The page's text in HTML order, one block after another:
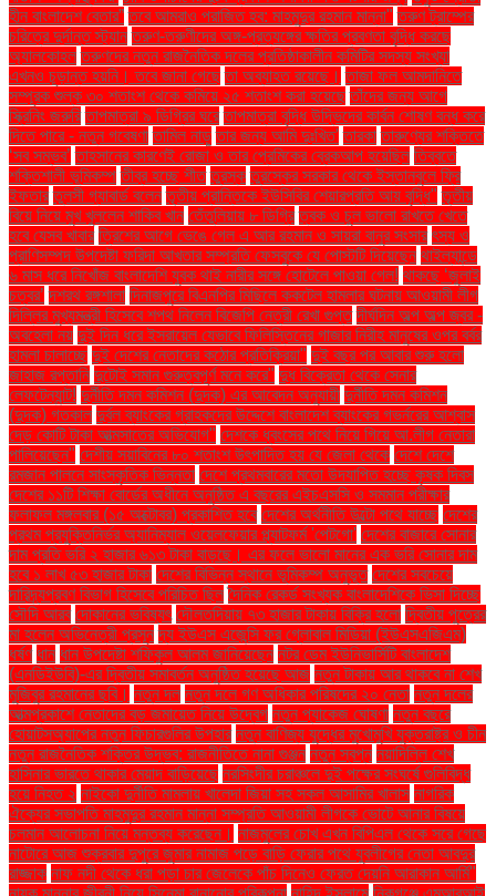
হীন বাংলাদেশ বেতার” তবে আমরাও পরাজিত হব: মাহমুদুর রহমান মান্না" তরুণ ট্রাম্পের
চরিত্রে দুর্দান্ত স্ট্যান তরুণ-তরুণীদের অঙ্গ-প্রত্যঙ্গের ক্ষতির প্রবণতা বৃদ্ধি করছে
অ্যালকোহল তরুণদের নতুন রাজনৈতিক দলের প্রতিষ্ঠাকালীন কমিটির সদস্য সংখ্যা
এখনও চূড়ান্ত হয়নি। তবে জানা গেছে তা অব্যাহত রয়েছে। তাজা ফল আমদানিতে
সম্পূরক শুল্ক ৩০ শতাংশ থেকে কমিয়ে ২৫ শতাংশ করা হয়েছে তাঁদের জন্য আগে
স্ক্রিনিং জরুরি তাপমাত্রা ৯ ডিগ্রির ঘরে তাপমাত্রা বৃদ্ধি উদ্ভিদের কার্বন শোষণ বন্ধ করে
দিতে পারে - নতুন গবেষণা তামিল নাড়ু তার জন্য আমি দুঃখিত' তারকা তারুণ্যের শক্তিতে
‘সব সম্ভব’ তাহসানের কারণেই রোজা ও তার প্রেমিকের ব্রেকআপ হয়েছিল তিব্বতে
শক্তিশালী ভূমিকম্প তীব্র হচ্ছে শীত তুরস্ক তুরস্কের সরকার থেকে ইস্তানবুলে ফ্রি
ইফতার তুলসী গ্যাবার্ড বলেন তৃতীয় প্রান্তিকে ইউসিবির শেয়ারপ্রতি আয় বৃদ্ধি" তৃতীয়
বিয়ে নিয়ে মুখ খুললেন শাকিব খান তেঁতুলিয়ায় ৮ ডিগ্রি ত্বক ও চুল ভালো রাখতে খেতে
হবে যেসব খাবার ত্রিশের আগে ভেঙে গেল এ আর রহমান ও সায়রা বানুর সংসার ৎস্য ও
প্রাণিসম্পদ উপদেষ্টা ফরিদা আখতার সম্প্রতি ফেসবুকে যে পোস্টটি দিয়েছেন থাইল্যান্ডে
৬ মাস ধরে নিখোঁজ বাংলাদেশি যুবক থাই নারীর সঙ্গে হোটেলে পাওয়া গেল! থাকছে ‘জুলাই
চত্বর’ দশরথ রঙ্গশালা দিনাজপুরে বিএনপির মিছিলে ককটেল হামলার ঘটনায় আওয়ামী লীগ
দিল্লির মুখ্যমন্ত্রী হিসেবে শপথ নিলেন বিজেপি নেত্রী রেখা গুপ্ত দীর্ঘদিন অল্প অল্প জ্বর -
অবহেলা নয় দুই দিন ধরে ইসরায়েল যেভাবে ফিলিস্তিনের গাজার নিরীহ মানুষের ওপর বর্বর
হামলা চালাচ্ছে দুই দেশের নেতাদের কঠোর প্রতিক্রিয়া" দুই বছর পর আবার শুরু হলো
জাহাজ রপ্তানি দুটোই সমান গুরুত্বপূর্ণ মনে করে" দুধ বিক্রেতা থেকে সেনার
লেফটেন্যান্ট! দুর্নীতি দমন কমিশন (দুদক) এর আবেদন অনুযায়ী দুর্নীতি দমন কমিশন
(দুদক) গতকাল দুর্বল ব্যাংকের গ্রাহকদের উদ্দেশে বাংলাদেশ ব্যাংকের গভর্নরের আশ্বাস
দেড় কোটি টাকা আত্মসাতের অভিযোগ" দেশকে ধ্বংসের পথে নিয়ে গিয়ে আ.লীগ নেতারা
পালিয়েছেন" দেশীয় সয়াবিনের ৮০ শতাংশ উৎপাদিত হয় যে জেলা থেকে দেশে দেশে
রমজান পালনে সাংস্কৃতিক ভিন্নতা দেশে প্রথমবারের মতো উদযাপিত হচ্ছে কৃষক দিবস
দেশের ১১টি শিক্ষা বোর্ডের অধীনে অনুষ্ঠিত এ বছরের এইচএসসি ও সমমান পরীক্ষার
ফলাফল মঙ্গলবার (১৫ অক্টোবর) প্রকাশিত হবে দেশের অর্থনীতি উল্টো পথে যাচ্ছে দেশের
প্রথম প্রযুক্তিনির্ভর অ্যানিম্যাল ওয়েলফেয়ার প্ল্যাটফর্ম 'পেটগো' দেশের বাজারে সোনার
দাম প্রতি ভরি ২ হাজার ৬১৩ টাকা বাড়ছে। এর ফলে ভালো মানের এক ভরি সোনার দাম
হবে ১ লাখ ৫৩ হাজার টাকা দেশের বিভিন্ন স্থানে ভূমিকম্প অনুভূত দেশের সবচেয়ে
দারিদ্র্যপ্রবণ বিভাগ হিসেবে পরিচিত ছিল দৈনিক রেকর্ড সংখ্যক বাংলাদেশিকে ভিসা দিচ্ছে
সৌদি আরব দোকানের ভবিষ্যৎ দৌলতদিয়ায় ৭৩ হাজার টাকায় বিক্রি হলো দ্বিতীয় পুত্রের
মা হলেন অভিনেত্রী প্রসূন দ্য ইউএস এজেন্সি ফর গ্লোবাল মিডিয়া (ইউএসএজিএম)
ধর্ষণ ধান ধান উপদেষ্টা শফিকুল আলম জানিয়েছেন নটর ডেম ইউনিভার্সিটি বাংলাদেশ
(এনডিইউবি)-এর দ্বিতীয় সমাবর্তন অনুষ্ঠিত হয়েছে আজ নতুন টাকায় আর থাকবে না শেখ
মুজিবুর রহমানের ছবি। নতুন দল নতুন দলে গণ অধিকার পরিষদের ২০ নেতা নতুন দলের
আত্মপ্রকাশে নেতাদের বড় জমায়েত নিয়ে উদ্বেগ নতুন প্যাকেজ ঘোষণা নতুন বছরে
হোয়াটসঅ্যাপের নতুন ফিচারগুলির উপহার নতুন বাণিজ্য যুদ্ধের মুখোমুখি যুক্তরাষ্ট্র ও চীন
নতুন রাজনৈতিক শক্তির উদ্ভব: রাজনীতিতে নানা গুঞ্জন নতুন স্বপ্ন নয়াদিল্লি শেখ
হাসিনার ভারতে থাকার মেয়াদ বাড়িয়েছে নরসিংদীর চরাঞ্চলে দুই পক্ষের সংঘর্ষে গুলিবিদ্ধ
হয়ে নিহত ২ নাইকো দুর্নীতি মামলায় খালেদা জিয়া সহ সকল আসামির খালাস নাগরিক
ঐক্যের সভাপতি মাহমুদুর রহমান মান্না সম্প্রতি আওয়ামী লীগকে ভোটে আনার বিষয়ে
চলমান আলোচনা নিয়ে মন্তব্য করেছেন। নাজমুলের চোখ এখন বিপিএল থেকে সরে গেছে
নাটোরে আজ শুক্রবার দুপুরে জুমার নামাজ পড়ে বাড়ি ফেরার পথে যুবলীগের নেতা আবদুর
রাজ্জাক নাফ নদী থেকে ধরা পড়া চার জেলেকে পাঁচ দিনেও ফেরত দেয়নি আরাকান আর্মি"